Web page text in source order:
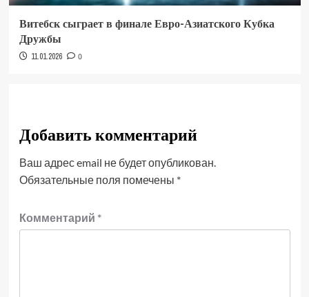
Витебск сыграет в финале Евро-Азиатского Кубка
Дружбы
11.01.2026 0
Добавить комментарий
Ваш адрес email не будет опубликован.
Обязательные поля помечены *
Комментарий *